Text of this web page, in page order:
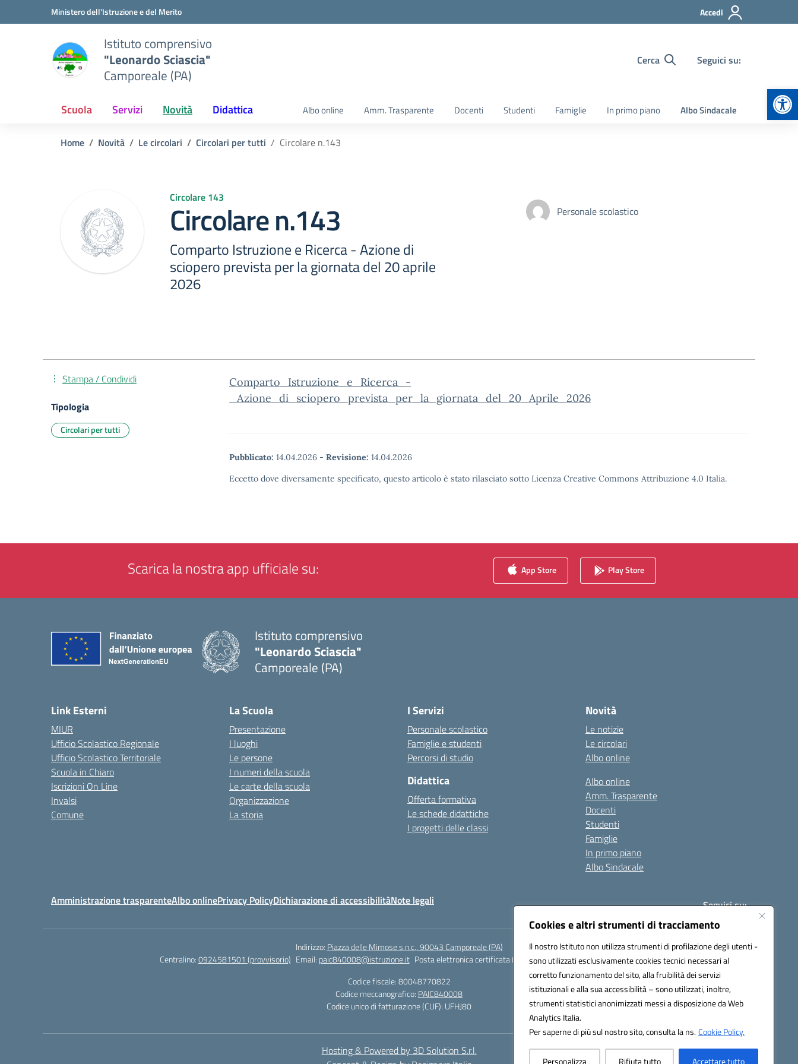
Cookies e altri strumenti di tracciamento
Il nostro Istituto non utilizza strumenti di profilazione degli utenti -
sono utilizzati esclusivamente cookies tecnici necessari al
corretto funzionamento del sito, alla fruibilità dei servizi
istituzionali e alla sua accessibilità – sono utilizzati, inoltre,
strumenti statistici anonimizzati messi a disposizione da Web
Analytics Italia.
Per saperne di più sul nostro sito, consulta la ns.Cookie Policy.
Personalizza Rifiuta tutto Accettare tutto
Vai ai contenuti
Vai al menu di navigazioneMinistero dell'Istruzione e del Merito Accedi
Istituto comprensivo
"Leonardo Sciascia"
Camporeale (PA)
Cerca Seguici su:
Scuola Servizi Novità Didattica Albo online Amm. Trasparente Docenti Studenti Famiglie In primo piano Albo Sindacale
Home Novità Le circolari Circolari per tutti Circolare n.143
Circolare 143
Circolare n.143
Comparto Istruzione e Ricerca - Azione di
sciopero prevista per la giornata del 20 aprile
2026
Personale scolastico
Comparto_Istruzione_e_Ricerca_-
_Azione_di_sciopero_prevista_per_la_giornata_del_20_Aprile_2026
Pubblicato: 14.04.2026 - Revisione: 14.04.2026
Eccetto dove diversamente specificato, questo articolo è stato rilasciato sotto Licenza Creative Commons Attribuzione 4.0 Italia.
Stampa / Condividi
Tipologia
Circolari per tutti
Scarica la nostra app ufficiale su: App Store Play Store
Istituto comprensivo
"Leonardo Sciascia"
Camporeale (PA)
Link Esterni
MIUR
Ufficio Scolastico Regionale
Ufficio Scolastico Territoriale
Scuola in Chiaro
Iscrizioni On Line
Invalsi
Comune
La Scuola
Presentazione
I luoghi
Le persone
I numeri della scuola
Le carte della scuola
Organizzazione
La storia
I Servizi
Personale scolastico
Famiglie e studenti
Percorsi di studio
Didattica
Offerta formativa
Le schede didattiche
I progetti delle classi
Novità
Le notizie
Le circolari
Albo online
Albo online
Amm. Trasparente
Docenti
Studenti
Famiglie
In primo piano
Albo Sindacale
Amministrazione trasparenteAlbo onlinePrivacy PolicyDichiarazione di accessibilitàNote legali Seguici su:
Indirizzo: Piazza delle Mimose s.n.c., 90043 Camporeale (PA)
Centralino:0924581501 (provvisorio) Email: paic840008@istruzione.it Posta elettronica certificata (PEC):paic840008@pec.istruzione.it
Codice fiscale: 80048770822
Codice meccanografico: PAIC840008
Codice unico di fatturazione (CUF): UFHJ80
Hosting & Powered by 3D Solution S.r.l.